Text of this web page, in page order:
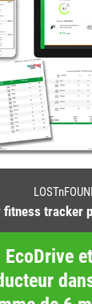
fitness tracker
EcoDrive